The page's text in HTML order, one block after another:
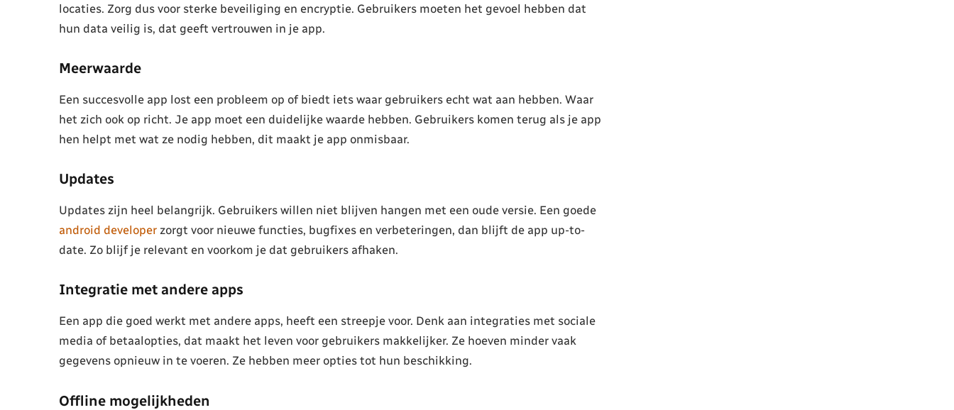
locaties. Zorg dus voor sterke beveiliging en encryptie. Gebruikers moeten het gevoel hebben dat
hun data veilig is, dat geeft vertrouwen in je app.
Meerwaarde
Een succesvolle app lost een probleem op of biedt iets waar gebruikers echt wat aan hebben. Waar
het zich ook op richt. Je app moet een duidelijke waarde hebben. Gebruikers komen terug als je app
hen helpt met wat ze nodig hebben, dit maakt je app onmisbaar.
Updates
Updates zijn heel belangrijk. Gebruikers willen niet blijven hangen met een oude versie. Een goede
android developerzorgt voor nieuwe functies, bugfixes en verbeteringen, dan blijft de app up-to-
date. Zo blijf je relevant en voorkom je dat gebruikers afhaken.
Integratie met andere apps
Een app die goed werkt met andere apps, heeft een streepje voor. Denk aan integraties met sociale
media of betaalopties, dat maakt het leven voor gebruikers makkelijker. Ze hoeven minder vaak
gegevens opnieuw in te voeren. Ze hebben meer opties tot hun beschikking.
Offline mogelijkheden